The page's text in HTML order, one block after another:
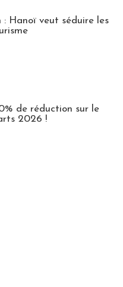
Hanoï veut séduire les
de réduction sur le
2026 !